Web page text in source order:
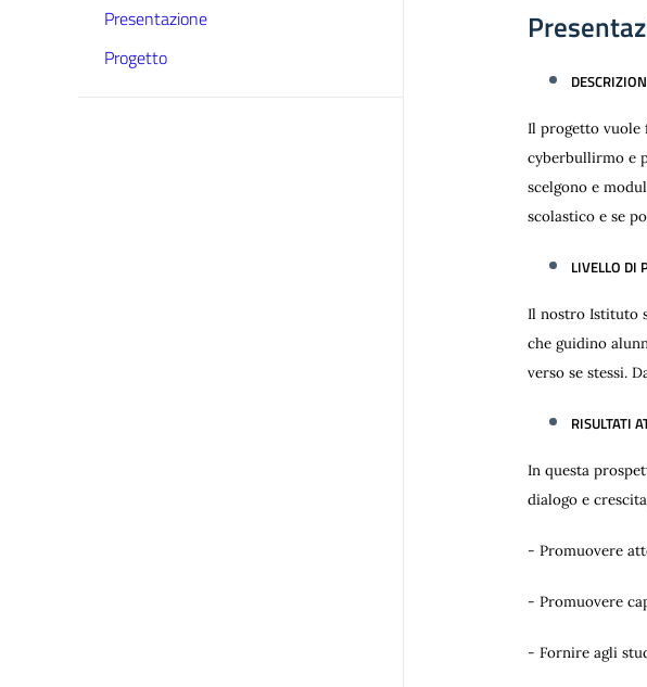
Presentazione
Progetto
Il progetto vuole
cyberbullirmo e
scelgono e
scolastico e se
LIVELLO DI
Il nostro Istituto
che guidino
verso se stessi.
RISULTATI
In questa
dialogo e
- Promuovere
- Promuovere
- Fornire agli